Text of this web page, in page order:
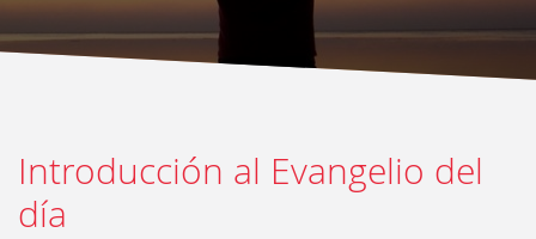
Introducción al Evangelio del
día